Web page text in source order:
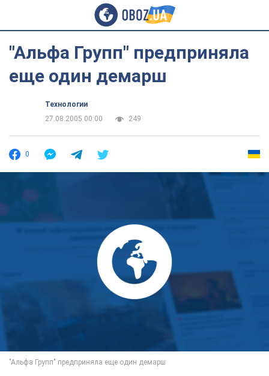
"Альфа Групп" предприняла
еще один демарш
Технологии
27.08.2005 00:00
249
0